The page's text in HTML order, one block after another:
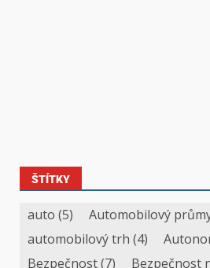
ŠTÍTKY
auto (5) Automobilový
automobilový trh (4)
Bezpečnost(7) Bezpečnost